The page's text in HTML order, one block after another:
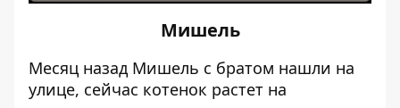
Мишель
Месяц назад Мишель с братом нашли на
улице, сейчас котенок растет на